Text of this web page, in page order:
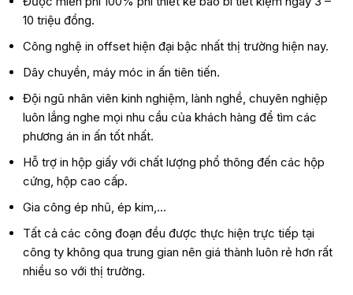
10 triệu đồng.
Công nghệ in offset hiện đại bậc nhất thị trường hiện nay.
Dây chuyền, máy móc in ấn tiên tiến.
Đội ngũ nhân viên kinh nghiệm, lành nghề, chuyên nghiệp
luôn lắng nghe mọi nhu cầu của khách hàng để tìm các
phương án in ấn tốt nhất.
Hỗ trợ in hộp giấy với chất lượng phổ thông đến các hộp
cứng, hộp cao cấp.
Gia công ép nhũ, ép kim,…
Tất cả các công đoạn đều được thực hiện trực tiếp tại
công ty không qua trung gian nên giá thành luôn rẻ hơn rất
nhiều so với thị trường.